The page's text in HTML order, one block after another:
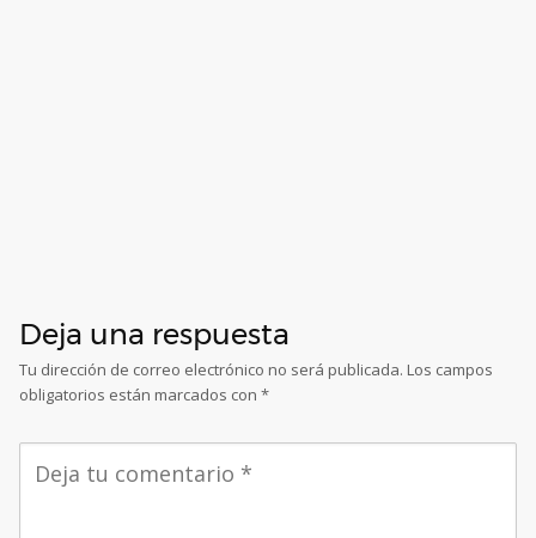
Deja una respuesta
Tu dirección de correo electrónico no será publicada. Los campos
obligatorios están marcados con *